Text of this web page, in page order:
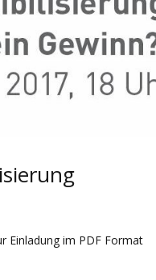
Einladung im PDF Format